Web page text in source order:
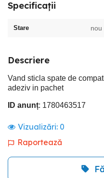
Specificații
Stare nou
Descriere
Vand sticla spate de
adeziv in pachet
ID anunț: 1780463517
Vizualizări: 0
Raportează